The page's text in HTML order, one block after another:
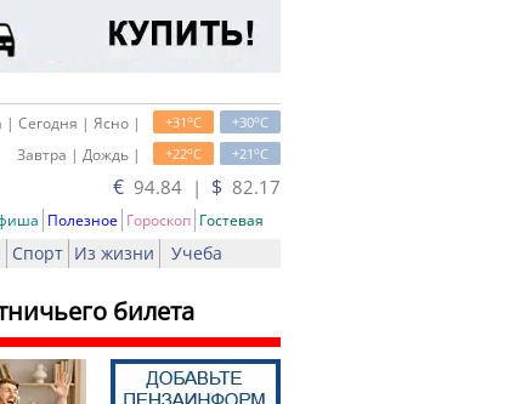
+30oC
+31oC
| Сегодня | Ясно |
+21oC
+22oC
Завтра | Дождь |
€ 94.84 | $ 82.17
Полезное Гороскоп Гостевая
Спорт Из жизни Учеба
билета